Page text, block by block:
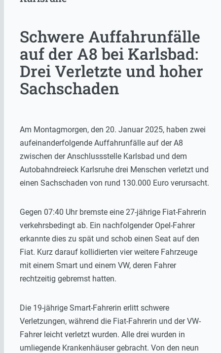
Schwere Auffahrunfälle
auf der A8 bei Karlsbad:
Drei Verletzte und hoher
Sachschaden
Am Montagmorgen, den 20. Januar 2025, haben zwei
aufeinanderfolgende Auffahrunfälle auf der A8
zwischen der Anschlussstelle Karlsbad und dem
Autobahndreieck Karlsruhe drei Menschen verletzt und
einen Sachschaden von rund 130.000 Euro verursacht.
Gegen 07:40 Uhr bremste eine 27-jährige Fiat-Fahrerin
verkehrsbedingt ab. Ein nachfolgender Opel-Fahrer
erkannte dies zu spät und schob einen Seat auf den
Fiat. Kurz darauf kollidierten vier weitere Fahrzeuge
mit einem Smart und einem VW, deren Fahrer
rechtzeitig gebremst hatten.
Die 19-jährige Smart-Fahrerin erlitt schwere
Verletzungen, während die Fiat-Fahrerin und der VW-
Fahrer leicht verletzt wurden. Alle drei wurden in
umliegende Krankenhäuser gebracht. Von den neun